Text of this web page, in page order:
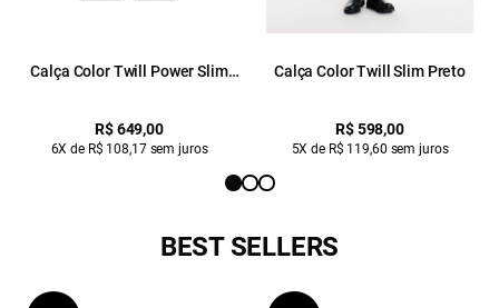
Calça Color Twill Power Slim
R$ 649,00
6X de R$ 108,17 sem juros
Calça Color Twill Slim Preto
R$ 598,00
5X de R$ 119,60 sem juros
BEST SELLERS